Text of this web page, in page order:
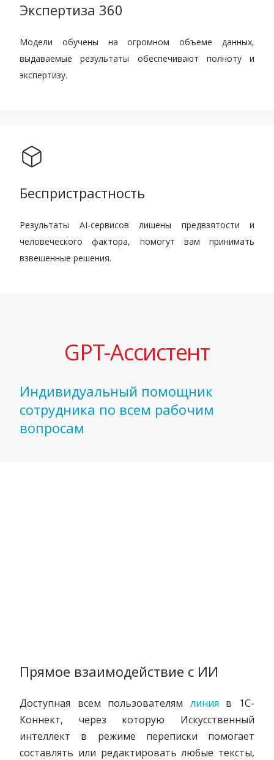
Экспертиза 360
Модели обучены на огромном объеме данных,
выдаваемые результаты обеспечивают полноту и
экспертизу.
Беспристрастность
Результаты AI-сервисов лишены предвзятости и
человеческого фактора, помогут вам принимать
взвешенные решения.
GPT-Ассистент
Индивидуальный помощник
сотрудника по всем рабочим
вопросам
Прямое взаимодействие с ИИ
Доступная всем пользователям линия в 1С-
Коннект, через которую Искусственный
интеллект в режиме переписки помогает
составлять или редактировать любые тексты,